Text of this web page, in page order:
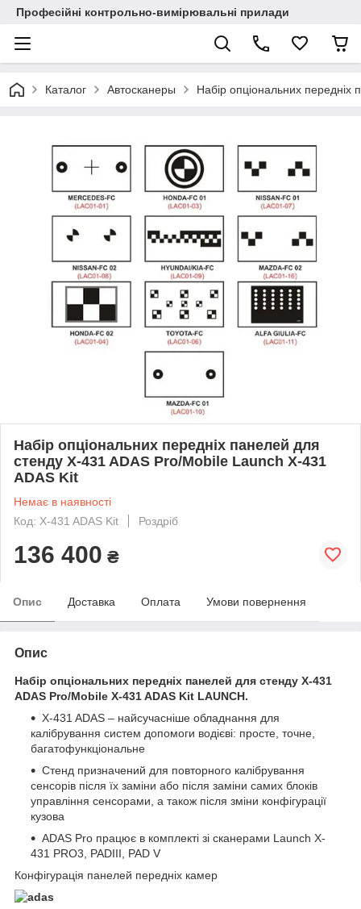
Професійні контрольно-вимірювальні прилади
Каталог Автосканеры Набір опціональних
Набір опціональних передніх панелей для
стенду X-431 ADAS Pro/Mobile Launch X-431
ADAS Kit
Немає в наявності
Код: X-431 ADAS Kit
Роздріб
136 400 ₴
Опис Доставка Оплата Умови повернення
Опис
Набір опціональних передніх панелей для стенду X-431
ADAS Pro/Mobile X-431 ADAS Kit LAUNCH.
X-431 ADAS – найсучасніше обладнання для
калібрування систем допомоги водієві: просте, точне,
багатофункціональне
Стенд призначений для повторного калібрування
сенсорів після їх заміни або після заміни самих блоків
управління сенсорами, а також після зміни конфігурації
кузова
ADAS Pro працює в комплекті зі сканерами Launch X-
431 PRO3, PADIII, PAD V
Конфігурація панелей передніх камер